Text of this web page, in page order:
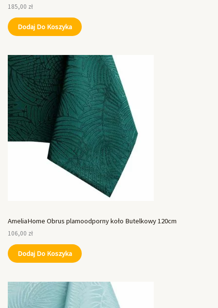
185,00 zł
Dodaj Do Koszyka
AmeliaHome Obrus plamoodporny koło Butelkowy 120cm
106,00 zł
Dodaj Do Koszyka